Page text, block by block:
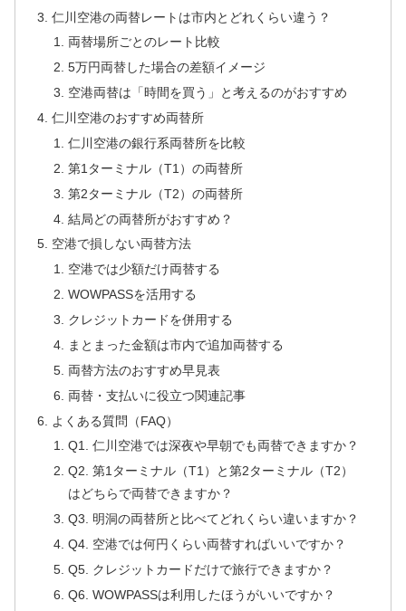
仁川空港の両替レートは市内とどれくらい違う？
両替場所ごとのレート比較
5万円両替した場合の差額イメージ
空港両替は「時間を買う」と考えるのがおすすめ
仁川空港のおすすめ両替所
仁川空港の銀行系両替所を比較
第1ターミナル（T1）の両替所
第2ターミナル（T2）の両替所
結局どの両替所がおすすめ？
空港で損しない両替方法
空港では少額だけ両替する
WOWPASSを活用する
クレジットカードを併用する
まとまった金額は市内で追加両替する
両替方法のおすすめ早見表
両替・支払いに役立つ関連記事
よくある質問（FAQ）
Q1. 仁川空港では深夜や早朝でも両替できますか？
Q2. 第1ターミナル（T1）と第2ターミナル（T2）
はどちらで両替できますか？
Q3. 明洞の両替所と比べてどれくらい違いますか？
Q4. 空港では何円くらい両替すればいいですか？
Q5. クレジットカードだけで旅行できますか？
Q6. WOWPASSは利用したほうがいいですか？